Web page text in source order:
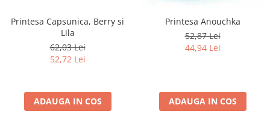
Printesa Capsunica, Berry si
Lila
62,03 Lei
52,72 Lei
ADAUGA IN COS
Printesa Anouchka
52,87 Lei
44,94 Lei
ADAUGA IN COS